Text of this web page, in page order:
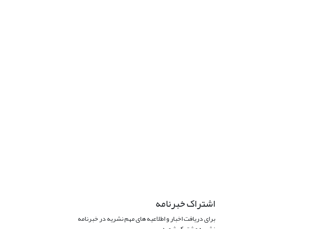
اشتراک خبرنامه
برای دریافت اخبار و اطلاعیه های مهم نشریه در خبرنامه